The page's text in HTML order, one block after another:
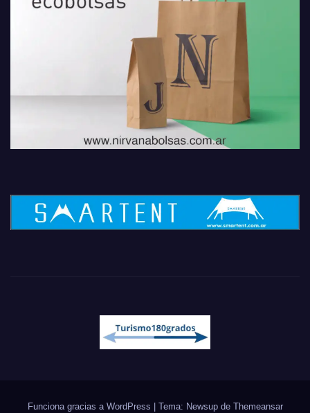
Funciona gracias a WordPress Tema: Newsup de Themeansar